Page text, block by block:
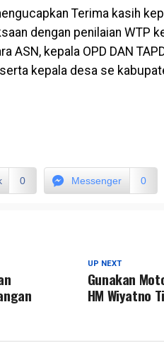
Terima kasih
dengan penilaian WTP
ASN, kepala OPD DAN
kepala desa se
0 Messenger 0
UP NEXT
Gunakan
HM Wiyatno